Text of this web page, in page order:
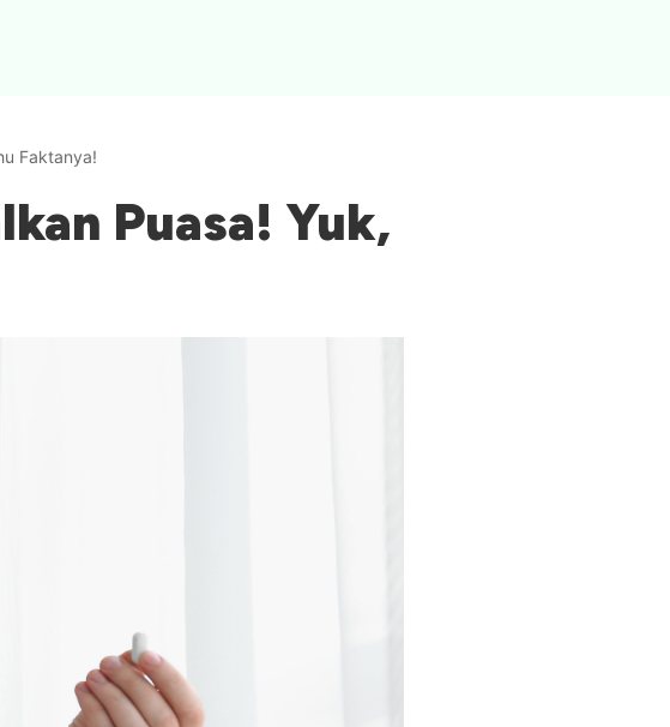
Faktanya!
Puasa! Yuk,